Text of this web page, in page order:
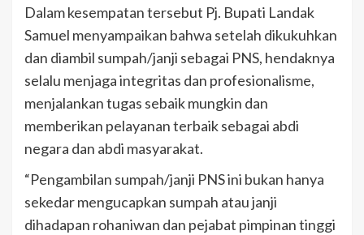
Dalam kesempatan tersebut Pj. Bupati Landak
Samuel menyampaikan bahwa setelah dikukuhkan
dan diambil sumpah/janji sebagai PNS, hendaknya
selalu menjaga integritas dan profesionalisme,
menjalankan tugas sebaik mungkin dan
memberikan pelayanan terbaik sebagai abdi
negara dan abdi masyarakat.
“Pengambilan sumpah/janji PNS ini bukan hanya
sekedar mengucapkan sumpah atau janji
dihadapan rohaniwan dan pejabat pimpinan tinggi